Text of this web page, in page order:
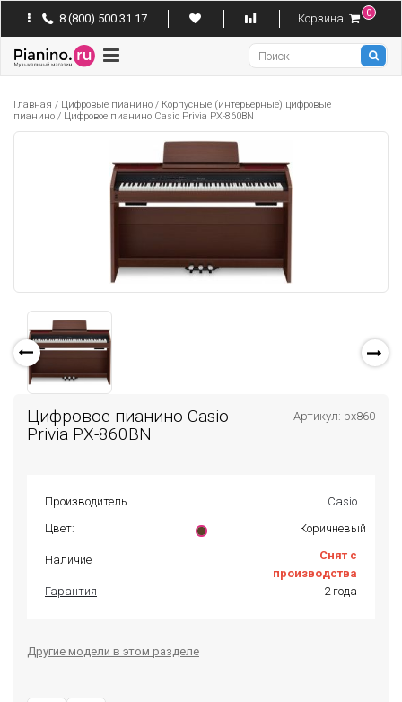
8 (800) 500 31 17 Корзина 0
Pianino
Главная / Цифровые пианино / Корпусные (интерьерные) цифровые
пианино / Цифровое пианино Casio Privia PX-860BN
Цифровое пианино Casio
Privia PX-860BN
Артикул: px860
Производитель
Casio
Цвет:
Коричневый
Наличие
Снят с
производства
Гарантия
2 года
Другие модели в этом разделе